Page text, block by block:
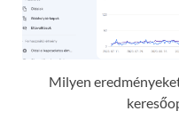
Milyen